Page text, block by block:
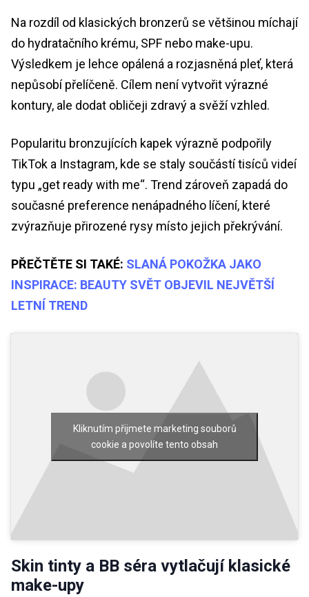
Na rozdíl od klasických bronzerů se většinou míchají
do hydratačního krému, SPF nebo make-upu.
Výsledkem je lehce opálená a rozjasněná pleť, která
nepůsobí přelíčeně. Cílem není vytvořit výrazné
kontury, ale dodat obličeji zdravý a svěží vzhled.
Popularitu bronzujících kapek výrazně podpořily
TikTok a Instagram, kde se staly součástí tisíců videí
typu „get ready with me“. Trend zároveň zapadá do
současné preference nenápadného líčení, které
zvýrazňuje přirozené rysy místo jejich překrývání.
PŘEČTĚTE SI TAKÉ: SLANÁ POKOŽKA JAKO
INSPIRACE: BEAUTY SVĚT OBJEVIL NEJVĚTŠÍ
LETNÍ TREND
Kliknutím přijmete marketing souborů
cookie a povolíte tento obsah
Skin tinty a BB séra vytlačují klasické
make-upy